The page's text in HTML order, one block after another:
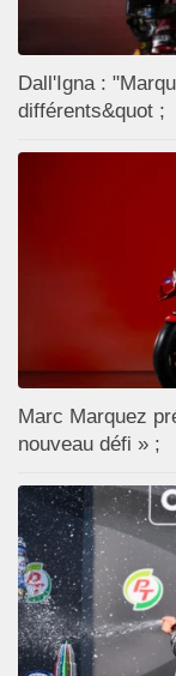
Dall'Igna :
différents&quot ;
Marc Marquez
nouveau défi » ;